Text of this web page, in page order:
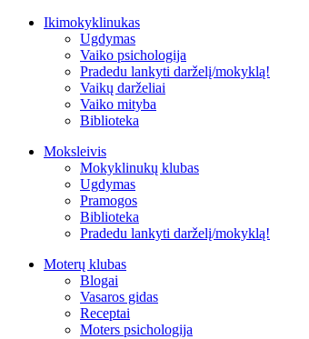
Ikimokyklinukas
Ugdymas
Vaiko psichologija
Pradedu lankyti darželį/mokyklą!
Vaikų darželiai
Vaiko mityba
Biblioteka
Moksleivis
Mokyklinukų klubas
Ugdymas
Pramogos
Biblioteka
Pradedu lankyti darželį/mokyklą!
Moterų klubas
Blogai
Vasaros gidas
Receptai
Moters psichologija